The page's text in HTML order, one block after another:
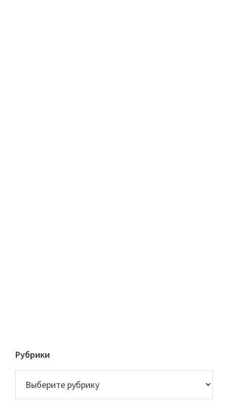
Рубрики